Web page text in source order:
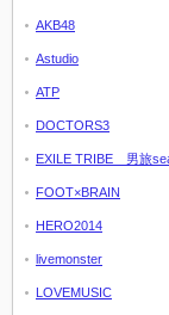
AKB48
Astudio
ATP
DOCTORS3
EXILE TRIBE 男旅
FOOT×BRAIN
HERO2014
livemonster
LOVEMUSIC